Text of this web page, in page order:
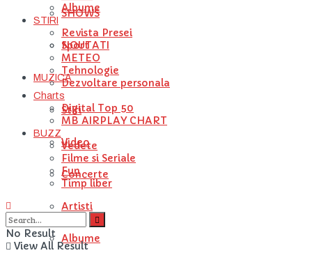
SHOWS
NOUTATI
MUZICA
Stiri
Video
Concerte
Artisti
Albume
Albume
STIRI
Revista Presei
Sport
METEO
Tehnologie
Dezvoltare personala
Charts
Digital Top 50
MB AIRPLAY CHART
BUZZ
Vedete
Filme si Seriale
Fun
Timp liber
No Result
View All Result